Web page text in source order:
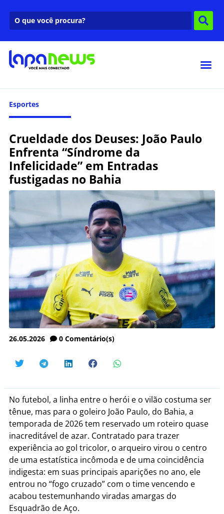
Esportes
Crueldade dos Deuses: João Paulo
Enfrenta “Síndrome da
Infelicidade” em Entradas
fustigadas no Bahia
26.05.2026 0 Comentário(s)
No futebol, a linha entre o herói e o vilão costuma ser
tênue, mas para o goleiro João Paulo, do Bahia, a
temporada de 2026 tem reservado um roteiro quase
inacreditável de azar. Contratado para trazer
experiência ao gol tricolor, o arqueiro virou o centro
de uma estatística incômoda e de uma coincidência
indigesta: em suas principais aparições no ano, ele
entrou no “fogo cruzado” com o time vencendo e
acabou testemunhando viradas amargas do
Esquadrão de Aço.